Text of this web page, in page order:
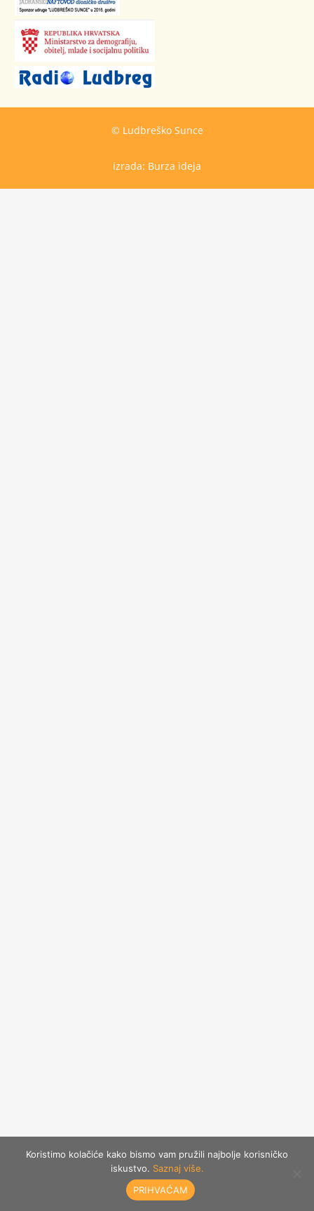
Koristimo kolačiće kako bismo vam pružili najbolje korisničko
iskustvo. Saznaj više.
PRIHVAĆAM